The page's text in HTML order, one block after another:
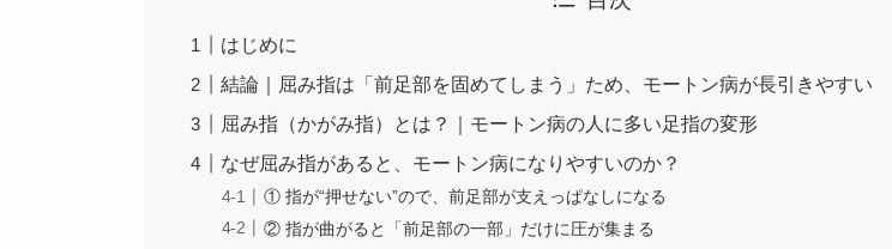
はじめに
結論｜屈み指は「前足部を固めてしまう」ため、モートン病が長引きやすい
屈み指（かがみ指）とは？｜モートン病の人に多い足指の変形
なぜ屈み指があると、モートン病になりやすいのか？
① 指が“押せない”ので、前足部が支えっぱなしになる
② 指が曲がると「前足部の一部」だけに圧が集まる